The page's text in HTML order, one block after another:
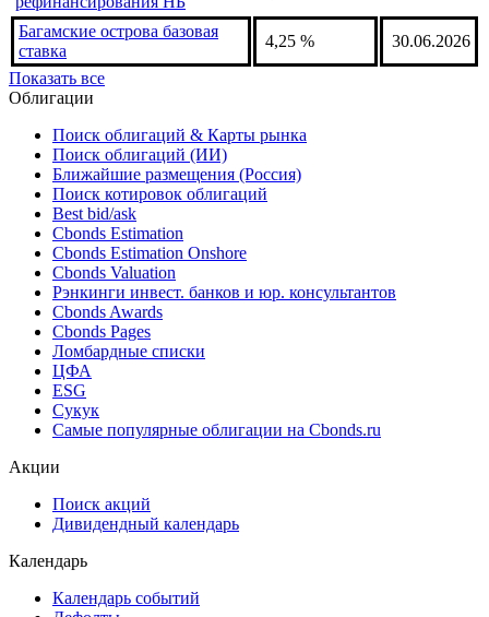
Армения ставка по депозитам
ЦБ
5 %
17.06.2026
Армения ставка
рефинансирования НБ
6,5 % 04.08.2026
Багамские острова базовая
ставка
Показать все
Облигации
Поиск облигаций & Карты рынка
Поиск облигаций (ИИ)
Ближайшие размещения (Россия)
Поиск котировок облигаций
Best bid/ask
Cbonds Estimation
Cbonds Estimation Onshore
Cbonds Valuation
Рэнкинги инвест. банков и юр. консультантов
Cbonds Awards
Cbonds Pages
Ломбардные списки
ESG
Самые популярные облигации на Cbonds.ru
Дивидендный календарь